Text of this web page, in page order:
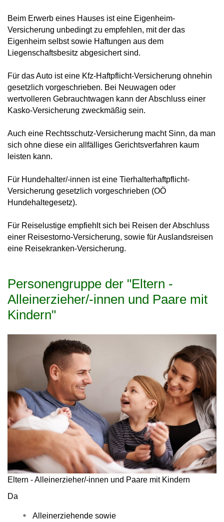
Beim Erwerb eines Hauses ist eine Eigenheim-
Versicherung unbedingt zu empfehlen, mit der das
Eigenheim selbst sowie Haftungen aus dem
Liegenschaftsbesitz abgesichert sind.
Für das Auto ist eine Kfz-Haftpflicht-Versicherung ohnehin
gesetzlich vorgeschrieben. Bei Neuwagen oder
wertvolleren Gebrauchtwagen kann der Abschluss einer
Kasko-Versicherung zweckmäßig sein.
Auch eine Rechtsschutz-Versicherung macht Sinn, da man
sich ohne diese ein allfälliges Gerichtsverfahren kaum
leisten kann.
Für Hundehalter/-innen ist eine Tierhalterhaftpflicht-
Versicherung gesetzlich vorgeschrieben (OÖ
Hundehaltegesetz).
Für Reiselustige empfiehlt sich bei Reisen der Abschluss
einer Reisestorno-Versicherung, sowie für Auslandsreisen
eine Reisekranken-Versicherung.
Personengruppe der "Eltern -
Alleinerzieher/-innen und Paare mit
Kindern"
Eltern - Alleinerzieher/-innen und Paare mit Kindern
Da
Alleinerziehende sowie